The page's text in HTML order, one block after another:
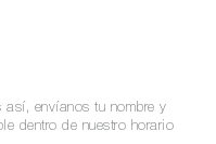
envíanos tu nombre y
dentro de nuestro horario